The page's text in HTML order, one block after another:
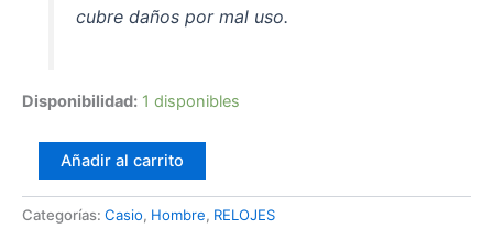
cubre daños por mal uso.
Disponibilidad: 1 disponibles
Añadir al carrito
Categorías: Casio, Hombre, RELOJES